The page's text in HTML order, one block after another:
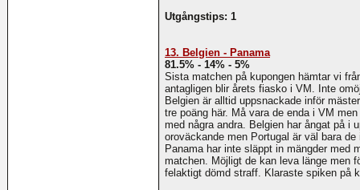
Utgångstips: 1
13. Belgien - Panama
81.5% - 14% - 5%
Sista matchen på kupongen hämtar vi
antagligen blir årets fiasko i VM. Inte
Belgien är alltid uppsnackade inför
tre poäng här. Må vara de enda i VM
med några andra. Belgien har ångat på i
oroväckande men Portugal är väl bara
Panama har inte släppt in mängder med
matchen. Möjligt de kan leva länge men
felaktigt dömd straff. Klaraste spiken på